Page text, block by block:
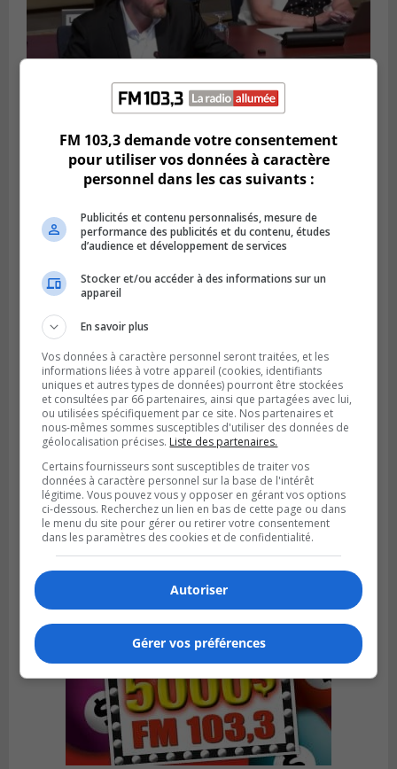
LONGUEUIL
Publié le 4 août 2026 à 08h28
Longueuil demande de reporter une
élection partielle
VIEUX-LONGUEUIL
Publié le 3 août 2026 à 14h47
Le Livre bleu rassemble 200 curieux à
Longueuil
FM 103,3 demande votre consentement
pour utiliser vos données à caractère
personnel dans les cas suivants :
Publicités et contenu personnalisés, mesure de
performance des publicités et du contenu, études
d’audience et développement de services
Stocker et/ou accéder à des informations sur un
appareil
En savoir plus
Vos données à caractère personnel seront traitées, et les
informations liées à votre appareil (cookies, identifiants
uniques et autres types de données) pourront être stockées
et consultées par 66 partenaires, ainsi que partagées avec lui,
ou utilisées spécifiquement par ce site. Nos partenaires et
nous-mêmes sommes susceptibles d'utiliser des données de
géolocalisation précises. Liste des partenaires.
Certains fournisseurs sont susceptibles de traiter vos
données à caractère personnel sur la base de l'intérêt
légitime. Vous pouvez vous y opposer en gérant vos options
ci-dessous. Recherchez un lien en bas de cette page ou dans
le menu du site pour gérer ou retirer votre consentement
dans les paramètres des cookies et de confidentialité.
Autoriser
Gérer vos préférences